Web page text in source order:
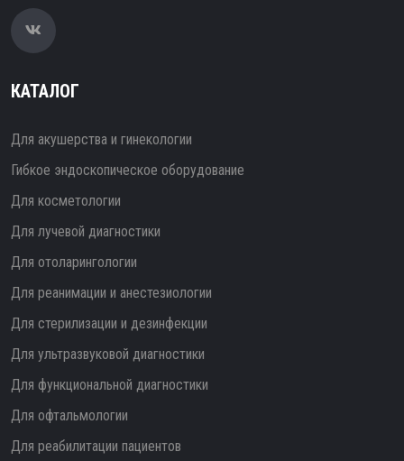
КАТАЛОГ
Для акушерства и гинекологии
Гибкое эндоскопическое оборудование
Для косметологии
Для лучевой диагностики
Для отоларингологии
Для реанимации и анестезиологии
Для стерилизации и дезинфекции
Для ультразвуковой диагностики
Для функциональной диагностики
Для офтальмологии
Для реабилитации пациентов